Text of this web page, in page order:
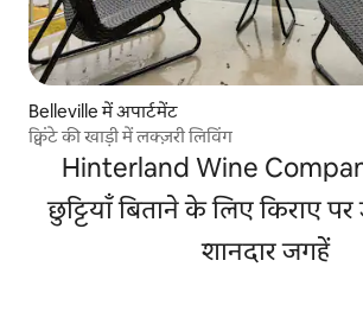
Belleville में अपार्टमेंट
क्विंटे की खाड़ी में लक्ज़री लिविंग
Hinterland Wine
छुट्टियाँ बिताने के लिए किराए
शानदार जगहें